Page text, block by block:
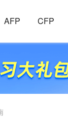
AFP CFP